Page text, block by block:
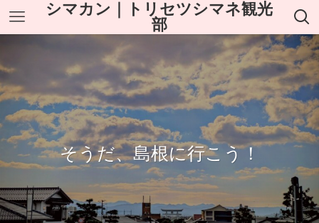
シマカン｜トリセツシマネ観光
部
そうだ、島根に行こう！